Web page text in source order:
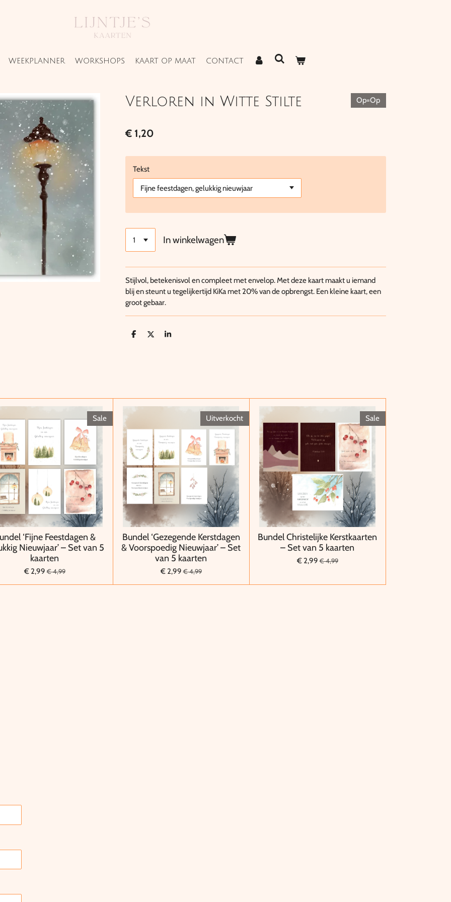
WEEKPLANNER WORKSHOPS KAART OP MAAT CONTACT
Verloren in Witte Stilte Op=Op
€ 1,20
Tekst
In winkelwagen
Stijlvol, betekenisvol en compleet met envelop. Met deze kaart maakt u iemand
blij en steunt u tegelijkertijd KiKa met 20% van de opbrengst. Een kleine kaart, een
groot gebaar.
D
D
S
Sale
‘Fijne Feestdagen &
Nieuwjaar’ – Set van 5
kaarten
€ 2,99 € 4,99
Uitverkocht
Bundel ‘Gezegende Kerstdagen
& Voorspoedig Nieuwjaar’ – Set
van 5 kaarten
€ 2,99 € 4,99
Sale
Bundel Christelijke Kerstkaarten
– Set van 5 kaarten
€ 2,99 € 4,99